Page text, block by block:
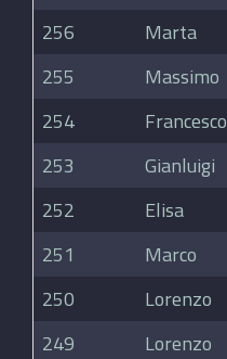
256
Marta
255
Massimo
254
Francesco
253
Gianluigi
252
Elisa
251
Marco
250
Lorenzo
249
Lorenzo